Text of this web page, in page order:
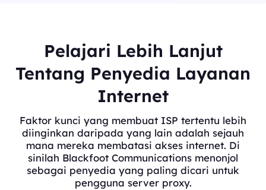
Pelajari Lebih Lanjut
Tentang Penyedia Layanan
Internet
Faktor kunci yang membuat ISP tertentu lebih
diinginkan daripada yang lain adalah sejauh
mana mereka membatasi akses internet. Di
sinilah Blackfoot Communications menonjol
sebagai penyedia yang paling dicari untuk
pengguna server proxy.